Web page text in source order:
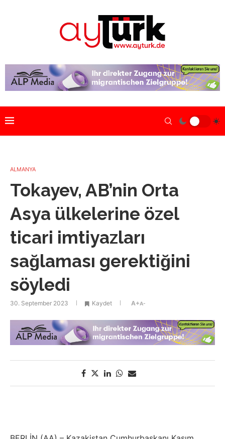
ALMANYA
Tokayev, AB’nin Orta
Asya ülkelerine özel
ticari imtiyazları
sağlaması gerektiğini
söyledi
30. September 2023 Kaydet A+A-